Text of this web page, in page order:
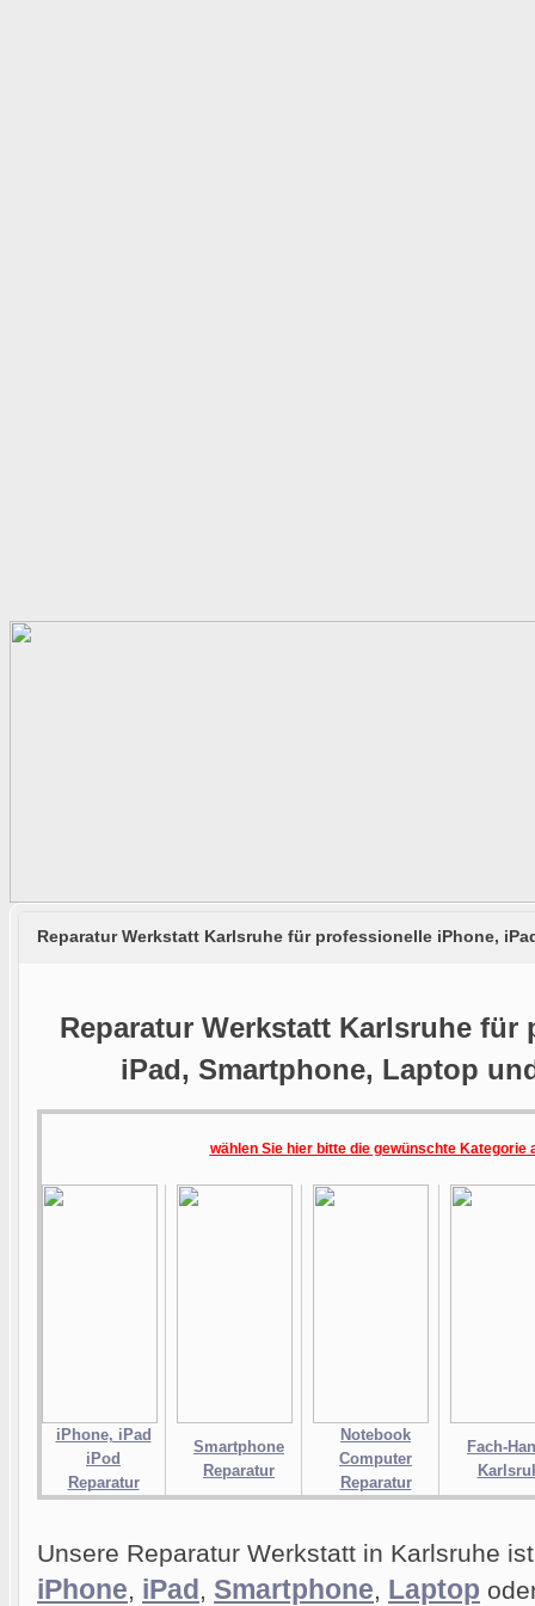
Reparatur Werkstatt Karlsruhe für professionelle iPhone,
Reparatur Werkstatt Karlsruhe
iPad, Smartphone, Laptop
wählen Sie hier bitte die gewünschte Kategorie
iPhone, iPad
iPod
Reparatur
Smartphone
Reparatur
Notebook
Computer
Reparatur
Fach-
Unsere Reparatur Werkstatt in Karlsruhe
iPhone, iPad, Smartphone, Laptop